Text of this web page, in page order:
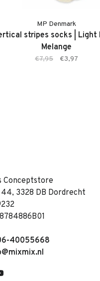
MP Denmark
stripes socks | Light
Melange
€7,95 €3,97
Conceptstore
3328 DB Dordrecht
40055668